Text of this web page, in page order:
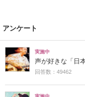
アンケート
実施中
声が好きな「日
回答数：49462